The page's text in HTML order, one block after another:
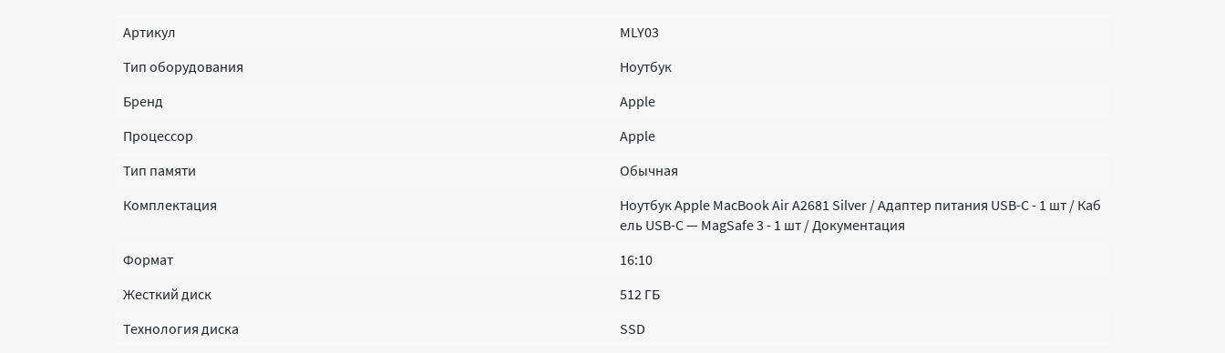
Артикул
MLY03
Тип оборудования
Ноутбук
Бренд
Apple
Процессор
Apple
Тип памяти
Обычная
Комплектация
Ноутбук Apple MacBook Air A2681 Silver / Адаптер питания USB-C - 1 шт / Каб
ель USB-C — MagSafe 3 - 1 шт / Документация
Формат
16:10
Жесткий диск
512 ГБ
Технология диска
SSD